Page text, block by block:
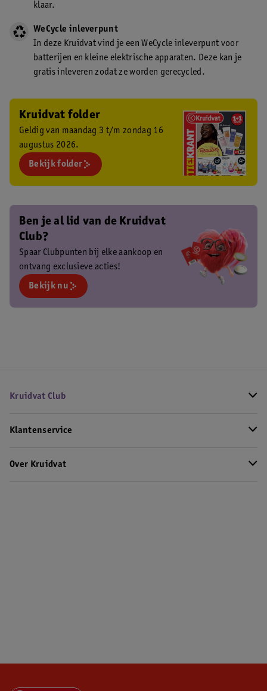
klaar.
WeCycle inleverpunt
In deze Kruidvat vind je een WeCycle inleverpunt voor
batterijen en kleine elektrische apparaten. Deze kan je
gratis inleveren zodat ze worden gerecycled.
Kruidvat folder
Geldig van maandag 3 t/m zondag 16
augustus 2026.
Bekijk folder
Ben je al lid van de Kruidvat
Club?
Spaar Clubpunten bij elke aankoop en
ontvang exclusieve acties!
Bekijk nu
Kruidvat Club
Klantenservice
Over Kruidvat